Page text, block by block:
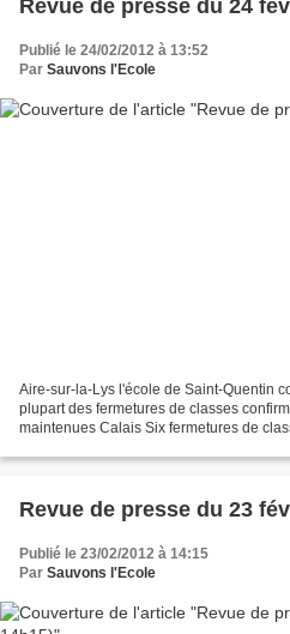
Revue de presse du 24
Publié le 24/02/2012 à 13:52
Par Sauvons l'Ecole
Aire-sur-la-Lys l'école de Saint-Quentin
plupart des fermetures de classes
maintenues Calais Six fermetures de
Revue de presse du 23
Publié le 23/02/2012 à 14:15
Par Sauvons l'Ecole